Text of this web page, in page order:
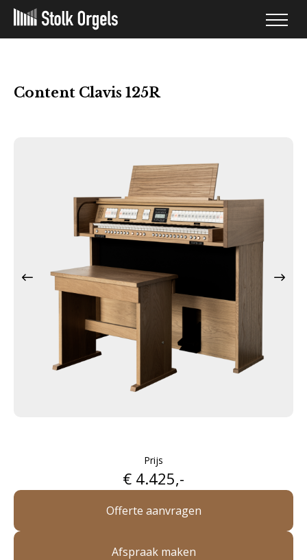
Content Clavis 125R
Prijs
€ 4.425,-
Offerte aanvragen
Afspraak maken